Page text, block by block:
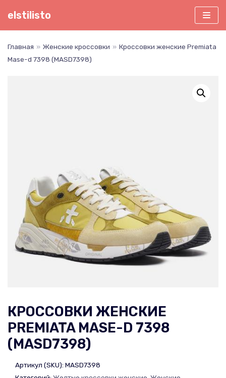
Перейти
elstilisto
Главная » Женские кроссовки » Кроссовки женские Premiata
Mase-d 7398 (MASD7398)
КРОССОВКИ ЖЕНСКИЕ
PREMIATA MASE-D 7398
(MASD7398)
Артикул (SKU): MASD7398